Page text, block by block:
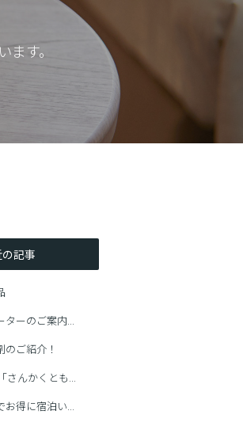
す。
記事
ターのご案内...
ご紹介！
さんかくとも...
お得に宿泊い...